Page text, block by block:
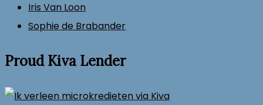
Iris Van Loon
Sophie de Brabander
Proud Kiva Lender